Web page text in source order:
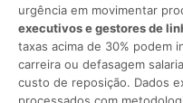
urgência em movimentar
executivos e gestores de
taxas acima de 30% podem
carreira ou defasagem
custo de reposição. Dados
processados com